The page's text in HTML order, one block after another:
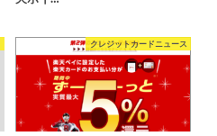
クレジットカードニュース